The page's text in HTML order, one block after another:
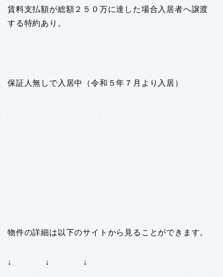
賃料支払額が総額２５０万に達した場合入居者へ譲渡
する特約あり。
保証人無しで入居中（令和５年７月より入居）
物件の詳細は以下のサイトから見ることができます。
↓ ↓ ↓